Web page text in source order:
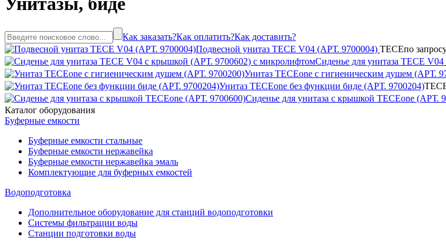
Как заказать?Как оплатить?Как доставить?
Подвесной унитаз TECE V04 (АРТ. 9700004) TECEпо
Сиденье для унитаза TECE
Унитаз TECEone с гигиеническим душем (АРТ.
Унитаз TECEone без функции биде (АРТ. 9700204)
Сиденье для унитаза с крышкой TECEone (АРТ.
Каталог оборудования
Буферные емкости
Буферные емкости стальные
Буферные емкости нержавейка
Буферные емкости нержавейка эмаль
Комплектующие для буферных емкостей
Водоподготовка
Дополнительное оборудование для станций водоподготовки
Системы фильтрации воды
Станции подготовки воды